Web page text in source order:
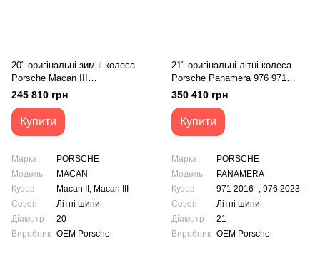
20" оригінальні зимні колеса
Porsche Macan III
(95B.601.025.EJ/95B.601.025.E
245 810 грн
Купити
Марка
PORSCHE
Модель
MACAN
Кузов
Macan II, Macan III
Сезон
Літні шини
Діаметр
20
Виробник OEM Porsche
21" оригінальні літні колеса
Porsche Panamera 976 971
Exclusive Design
(976601025AA/976601025AB)
350 410 грн
Купити
Марка
PORSCHE
Модель
PANAMERA
Кузов
971 2016 -, 976 2023 -
Сезон
Літні шини
Діаметр
21
Виробник OEM Porsche